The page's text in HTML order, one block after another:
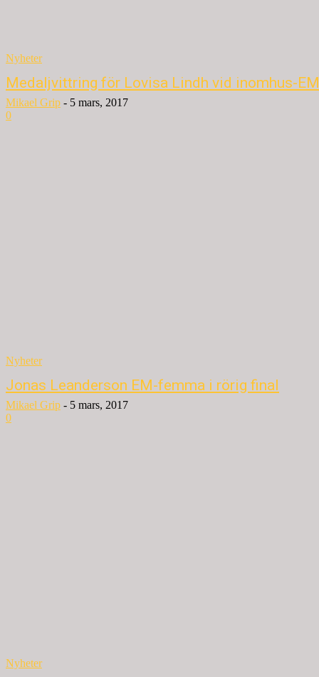
Nyheter
Medaljvittring för Lovisa Lindh vid inomhus-EM
Mikael Grip - 5 mars, 2017
0
Nyheter
Jonas Leanderson EM-femma i rörig final
Mikael Grip - 5 mars, 2017
0
Nyheter